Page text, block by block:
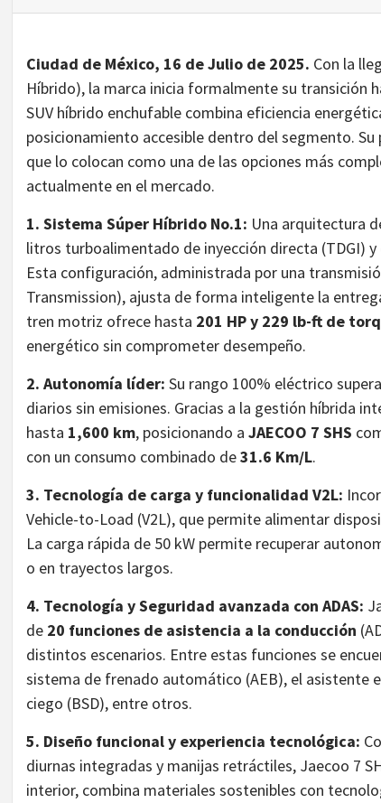
Ciudad de México, 16 de Julio de 2025. Con la
Híbrido), la marca inicia formalmente su transición
SUV híbrido enchufable combina eficiencia
posicionamiento accesible dentro del segmento.
que lo colocan como una de las opciones más
actualmente en el mercado.
1. Sistema Súper Híbrido No.1: Una arquitectura
litros turboalimentado de inyección directa (TDGI)
Esta configuración, administrada por una
Transmission), ajusta de forma inteligente la
tren motriz ofrece hasta 201 HP y 229 lb-ft de
energético sin comprometer desempeño.
2. Autonomía líder: Su rango 100% eléctrico
diarios sin emisiones. Gracias a la gestión híbrida
hasta 1,600 km, posicionando a JAECOO 7 SHS
con un consumo combinado de31.6 Km/L.
3. Tecnología de carga y funcionalidad V2L:
Vehicle-to-Load (V2L), que permite alimentar
La carga rápida de 50 kW permite recuperar
o en trayectos largos.
4. Tecnología y Seguridad avanzada con ADAS:
de 20 funciones de asistencia a la conducción
distintos escenarios. Entre estas funciones se
sistema de frenado automático (AEB), el asistente
ciego (BSD), entre otros.
5. Diseño funcional y experiencia tecnológica:
diurnas integradas y manijas retráctiles, Jaecoo 7
interior, combina materiales sostenibles con